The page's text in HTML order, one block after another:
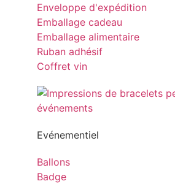
Enveloppe d'expédition
Emballage cadeau
Emballage alimentaire
Ruban adhésif
Coffret vin
Evénementiel
Ballons
Badge